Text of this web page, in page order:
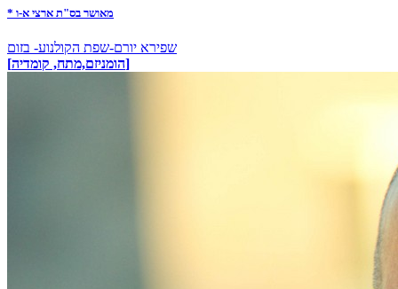
* מאושר בס"ת ארצי א-ו
שפירא יורם-שפת הקולנוע- בזום
[הומניזם,מתח, קומדיה]